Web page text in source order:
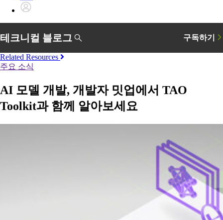
Related Resources
주요 소식
AI 모델 개발, 개발자 밋업에서 TAO
Toolkit과 함께 알아보세요